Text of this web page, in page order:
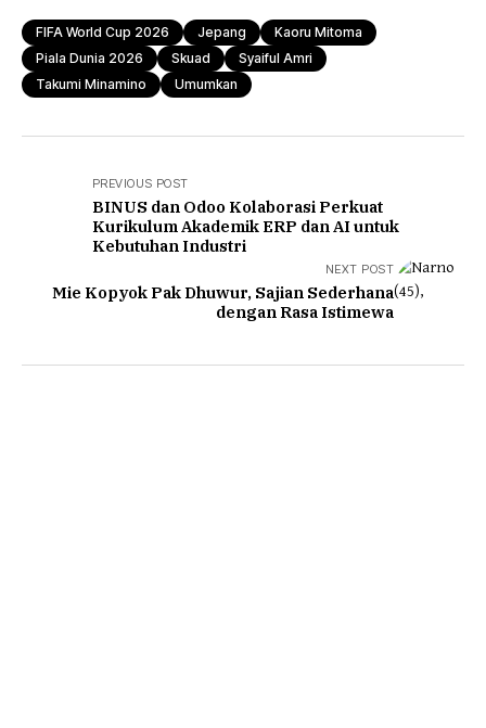
FIFA World Cup 2026 Jepang
Kaoru Mitoma
Piala Dunia 2026
Skuad
Syaiful Amri
Takumi Minamino
Umumkan
PREVIOUS POST
BINUS dan Odoo Kolaborasi Perkuat
Kurikulum Akademik ERP dan AI untuk
Kebutuhan Industri
NEXT POST
Mie Kopyok Pak Dhuwur, Sajian Sederhana
dengan Rasa Istimewa